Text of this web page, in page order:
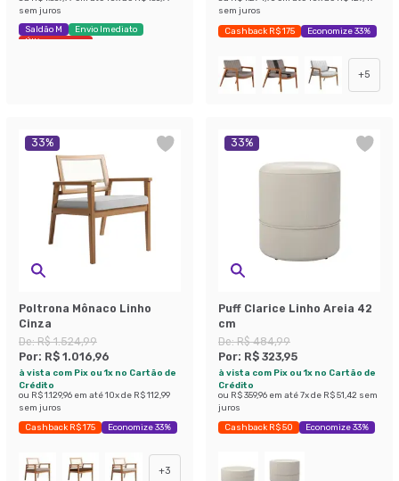
sem juros
Saldão M
Envio Imediato
Últimas peças
sem juros
Cashback R$ 175 Economize 33%
+5
33%
Poltrona Mônaco Linho
Cinza
De:R$ 1.524,99
Por: R$ 1.016,96
à vista com Pix ou 1x no Cartão de
Crédito
ou R$ 1.129,96 em até10x de R$ 112,99
sem juros
Cashback R$ 175 Economize 33%
+3
33%
Puff Clarice Linho Areia 42
cm
De:R$ 484,99
Por: R$ 323,95
à vista com Pix ou 1x no Cartão de
Crédito
ou R$ 359,96 em até7x de R$ 51,42 sem
juros
Cashback R$ 50 Economize 33%